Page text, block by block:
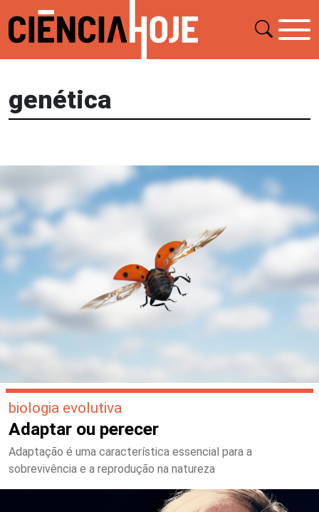
genética
biologia evolutiva
Adaptar ou perecer
Adaptação é uma característica essencial para a
sobrevivência e a reprodução na natureza